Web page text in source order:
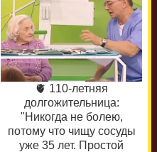
🫀 110-летняя
долгожительница:
"Никогда не болею,
потому что чищу сосуды
уже 35 лет. Простой